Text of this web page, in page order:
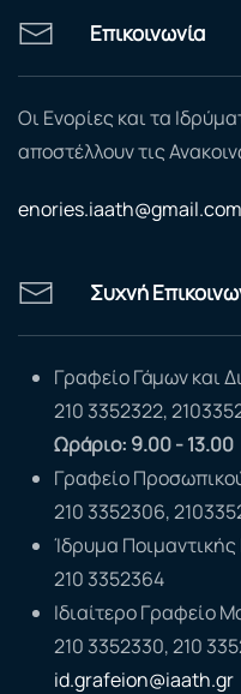
Επικοινωνία
Οι Ενορίες και τα
αποστέλλουν τις
enories.iaath@gmail.com
Συχνή
Γραφείο Γάμων και
210 3352322,
Ωράριο: 9.00 - 13.00
Γραφείο
210 3352306,
Ίδρυμα
210 3352364
Ιδιαίτερο Γραφείο
210 3352330, 210
id.grafeion@iaath.gr